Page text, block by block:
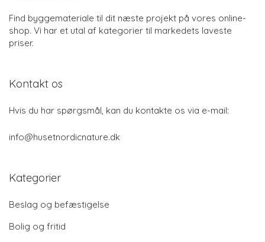
Find byggemateriale til dit næste projekt på vores online-
shop. Vi har et utal af kategorier til markedets laveste
priser.
Kontakt os
Hvis du har spørgsmål, kan du kontakte os via e-mail:
info@husetnordicnature.dk
Kategorier
Beslag og befæstigelse
Bolig og fritid